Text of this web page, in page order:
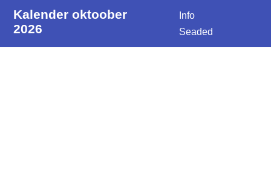
Kalender oktoober
2026
Info
Seaded